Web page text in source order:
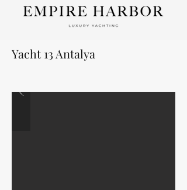
Yacht 13 Antalya